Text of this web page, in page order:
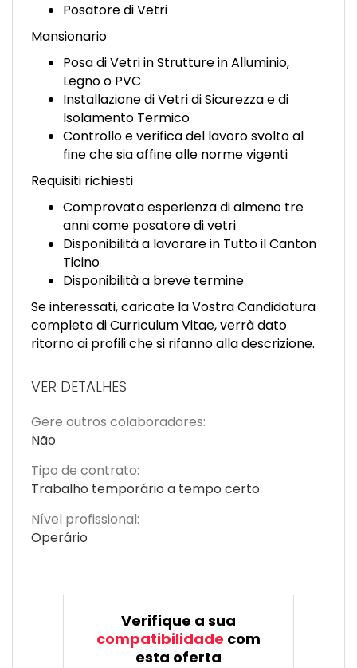
IT
DE
ES
PT
Posatore di Vetri
Mansionario
Posa di Vetri in Strutture in Alluminio,
Legno o PVC
Installazione di Vetri di Sicurezza e di
Isolamento Termico
Controllo e verifica del lavoro svolto al
fine che sia affine alle norme vigenti
Requisiti richiesti
Comprovata esperienza di almeno tre
anni come posatore di vetri
Disponibilità a lavorare in Tutto il Canton
Ticino
Disponibilità a breve termine
Se interessati, caricate la Vostra Candidatura
completa di Curriculum Vitae, verrà dato
ritorno ai profili che si rifanno alla descrizione.
VER DETALHES
Gere outros colaboradores:
Não
Tipo de contrato:
Trabalho temporário a tempo certo
Nível profissional:
Operário
Verifique a sua
compatibilidade com
esta oferta